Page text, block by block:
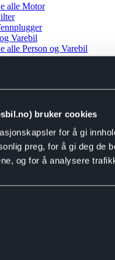
bruker cookies
for å gi
preg, for å gi deg de
og for å analysere
alle Motor
Varebil
alle Person og Varebil
og drivverk
alle Universal
Bremsedeler
Se alle Bremsedeler
Bremsenippler
Drivline og motor
Se alle Drivline og motor